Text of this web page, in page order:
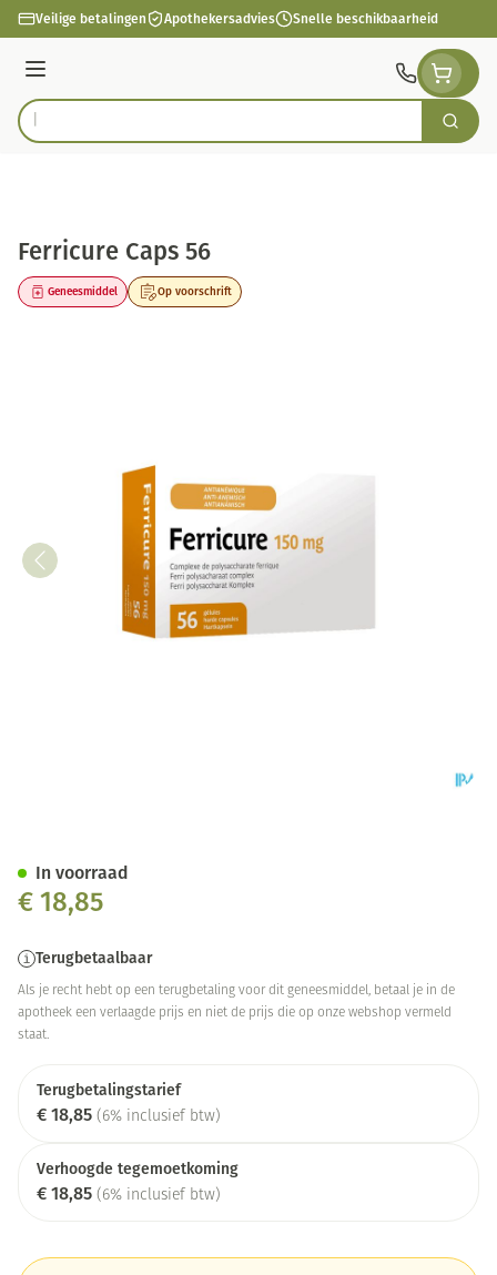
Ga naar de inhoud
Veilige betalingen Apothekersadvies Snelle beschikbaarheid
Menu
Product, merk, categorie... Zoek
Ferricure Caps 56
Op voorschrift
Geneesmiddel
€ 18,85
Terugbetaalbaar
Als je recht hebt op een terugbetaling voor dit geneesmiddel, betaal je in de
apotheek een verlaagde prijs en niet de prijs die op onze webshop vermeld
staat.
Terugbetalingstarief
€ 18,85 (6% inclusief btw)
Verhoogde tegemoetkoming
€ 18,85 (6% inclusief btw)
In voorraad